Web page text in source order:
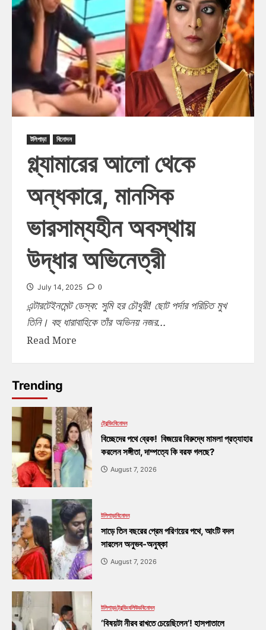
টলিপাড়া বিনোদন
গ্ল্যামারের আলো থেকে
অন্ধকারে, মানসিক
ভারসাম্যহীন অবস্থায়
উদ্ধার অভিনেত্রী
July 14, 2025 0
এন্টারটেইনমেন্ট ডেস্ক: সুমি হর চৌধুরী! ছোট পর্দার পরিচিত মুখ
তিনি। বহু ধারাবাহিকে তাঁর অভিনয় নজর...
Read More
Trending
ট্রেন্ডিংবিনোদন
বিচ্ছেদের পথে ব্রেক! বিজয়ের বিরুদ্ধে মামলা প্রত্যাহার
করলেন সঙ্গীতা, দাম্পত্যে কি বরফ গলছে?
August 7, 2026
টলিপাড়াবিনোদন
সাড়ে তিন বছরের প্রেম পরিণয়ের পথে, আংটি বদল
সারলেন অনুভব-অনুষ্কা
August 7, 2026
টলিপাড়াট্রেন্ডিংবলিউডবিনোদন
‘বিষয়টা নীরব রাখতে চেয়েছিলেন’! হাসপাতালে